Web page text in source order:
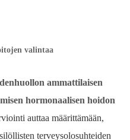
valintaa
ammattilaisen
hormonaalisen hoidon
auttaa määrittämään,
terveysolosuhteiden